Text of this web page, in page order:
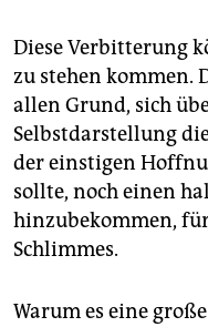
Diese Verbitterung
zu stehen kommen.
allen Grund, sich
Selbstdarstellung
der einstigen
sollte, noch einen
hinzubekommen,
Schlimmes.
Warum es eine